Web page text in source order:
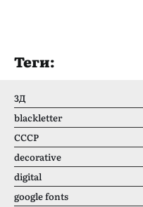
Теги:
3Д
blackletter
CCCР
decorative
digital
google fonts